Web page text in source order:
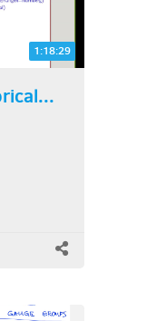
1:18:29